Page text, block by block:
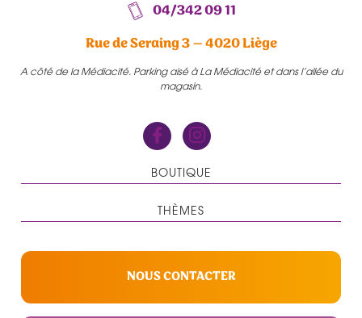
04/342 09 11
Rue de Seraing 3 – 4020 Liège
A côté de la Médiacité. Parking aisé à La Médiacité et dans l’allée du
magasin.
BOUTIQUE
THÈMES
NOUS CONTACTER